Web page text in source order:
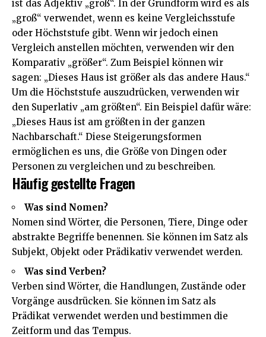
ist das Adjektiv „groß“. In der Grundform wird es als
„groß“ verwendet, wenn es keine Vergleichsstufe
oder Höchststufe gibt. Wenn wir jedoch einen
Vergleich anstellen möchten, verwenden wir den
Komparativ „größer“. Zum Beispiel können wir
sagen: „Dieses Haus ist größer als das andere Haus.“
Um die Höchststufe auszudrücken, verwenden wir
den Superlativ „am größten“. Ein Beispiel dafür wäre:
„Dieses Haus ist am größten in der ganzen
Nachbarschaft.“ Diese Steigerungsformen
ermöglichen es uns, die Größe von Dingen oder
Personen zu vergleichen und zu beschreiben.
Häufig gestellte Fragen
Was sind Nomen?
Nomen sind Wörter, die Personen, Tiere, Dinge oder
abstrakte Begriffe benennen. Sie können im Satz als
Subjekt, Objekt oder Prädikativ verwendet werden.
Was sind Verben?
Verben sind Wörter, die Handlungen, Zustände oder
Vorgänge ausdrücken. Sie können im Satz als
Prädikat verwendet werden und bestimmen die
Zeitform und das Tempus.